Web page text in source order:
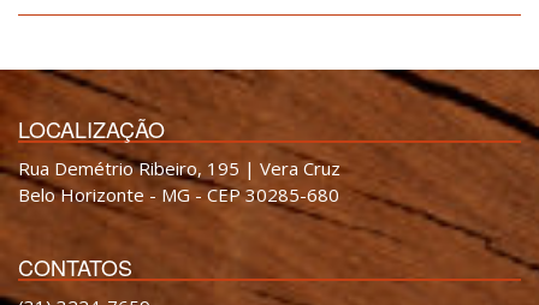
LOCALIZAÇÃO
Rua Demétrio Ribeiro, 195 | Vera Cruz
Belo Horizonte - MG - CEP 30285-680
CONTATOS